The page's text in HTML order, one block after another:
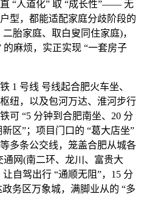
“人道化” 取 “成长性”—— 无
型，都能适配家庭分歧阶段的
胎家庭、取白叟同住家庭)，
麻烦，实正实现 “一套房子
号线 号线起合肥火车坐、
纽，以及包河万达、淮河步行
可 “5 分钟到合肥南坐、20 分
区”；项目门口的 “葛大店坐”
多条公交线，笼盖合肥从城各
通网(南二环、龙川、富贵大
自驾出行 “通顺无阻”，15 分
务区万象城，满脚业从的 “多